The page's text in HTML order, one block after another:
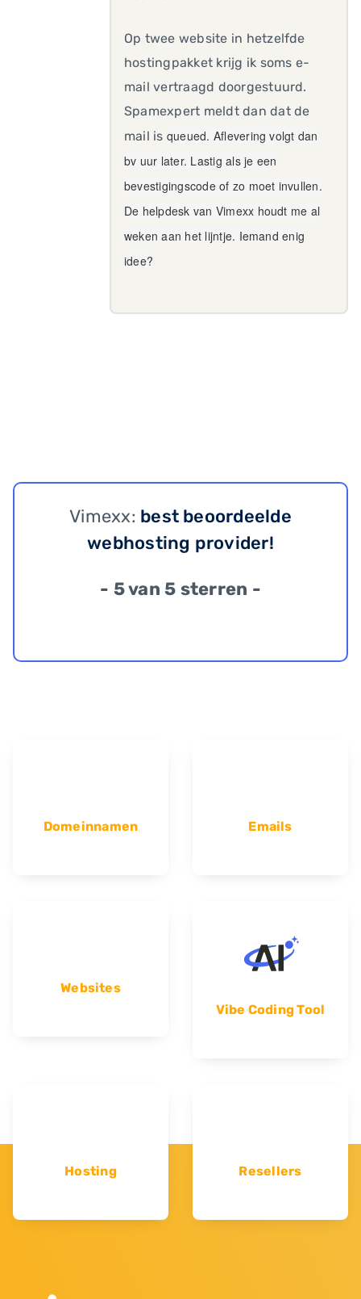
Op twee website in hetzelfde
hostingpakket krijg ik soms e-
mail vertraagd doorgestuurd.
Spamexpert meldt dan dat de
mail is queued. Aflevering volgt dan
bv uur later. Lastig als je een
bevestigingscode of zo moet invullen.
De helpdesk van Vimexx houdt me al
weken aan het lijntje. Iemand enig
idee?
Vimexx: best beoordeelde
webhosting provider!
- 5 van 5 sterren -
Domeinnamen Emails
Websites
Vibe Coding Tool
Hosting Resellers